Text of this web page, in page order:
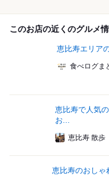
このお店の近くのグルメ
恵比寿エリア
食べログま
恵比寿で人気
お...
恵比寿 散歩
恵比寿のおしゃ